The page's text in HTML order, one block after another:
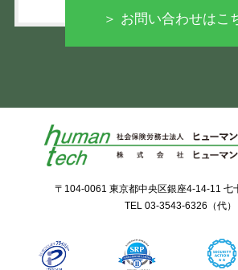
＞ お問い合わせはこ
〒104-0061 東京都中央区銀座4-14-11 七
TEL 03-3543-6326 （代）